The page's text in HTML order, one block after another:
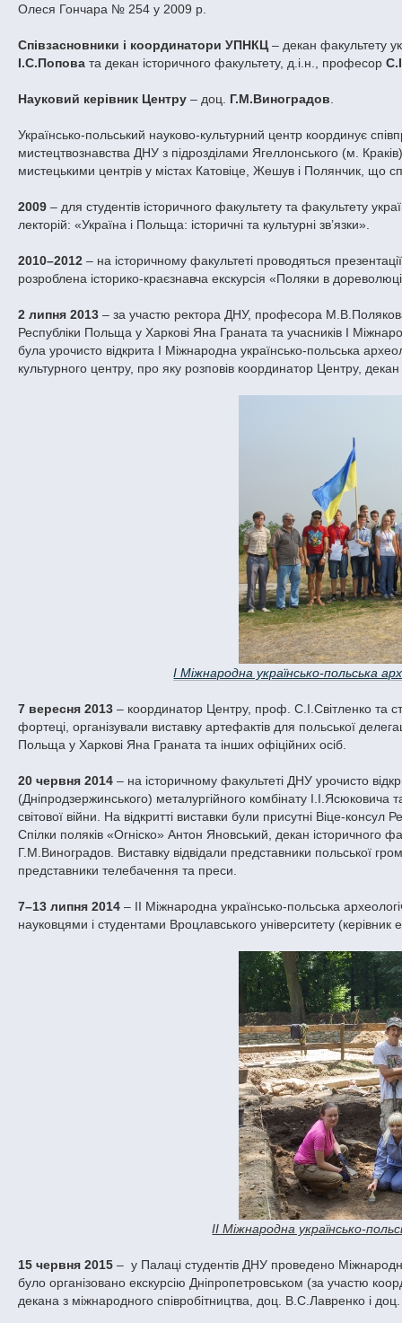
Олеся Гончара № 254 у 2009 р.
Співзасновники і координатори УПНКЦ– декан факультету
І.С.Поповата декан історичного факультету, д.і.н., професор
Науковий керівник Центру– доц. Г.М.Виноградов.
Українсько-польський науково-культурний центр координує
мистецтвознавства ДНУ з підрозділами Ягеллонського (м.
мистецькими центрів у містах Катовіце, Жешув і Полянчик, що
2009 – для студентів історичного факультету та факультету
лекторій: «Україна і Польща: історичні та культурні зв’язки».
2010–2012– на історичному факультеті проводяться
розроблена історико-краєзнавча екскурсія «Поляки в
2 липня 2013– за участю ректора ДНУ, професора М.В.
Республіки Польща у Харкові Яна Граната та учасників І
була урочисто відкрита І Міжнародна українсько-польська
культурного центру, про яку розповів координатор Центру,
І Міжнародна українсько-польська
7 вересня 2013 – координатор Центру, проф. С.І.Світленко та
фортеці, організували виставку артефактів для польської
Польща у Харкові Яна Граната та інших офіційних осіб.
20 червня 2014– на історичному факультеті ДНУ урочисто
(Дніпродзержинського) металургійного комбінату
світової війни. На відкритті виставки були присутні Віце-
Спілки поляків «Огніско» Антон Яновський, декан історичного
Г.М.Виноградов. Виставку відвідали представники польської
представники телебачення та преси.
7–13 липня 2014 – ІІ Міжнародна українсько-польська
науковцями і студентами Вроцлавського університету
ІІ Міжнародна українсько-
15 червня 2015– у Палаці студентів ДНУ проведено
було організовано екскурсію Дніпропетровськом (за участю
декана з міжнародного співробітництва, доц. В.С. Лавренко і